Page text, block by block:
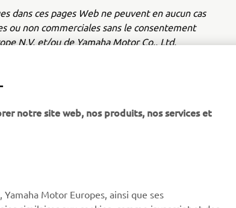
dans ces pages Web ne peuvent en aucun cas
ou non commerciales sans le consentement
N.V. et/ou de Yamaha Motor Co., Ltd.
Découvrez en
notre site web, nos produits, nos services et
Motor Europes, ainsi que ses